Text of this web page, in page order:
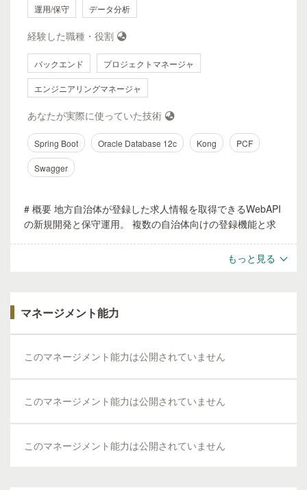
開発を担当した。 リソース的に当初の要件ではターゲット
相談を行い、アイコンだけで防犯情報を地図上に示す機能を
提案した。リリース後はアプリ利用者の半分は防犯マップを
利用しているという人気機能となった。 - **PayPayが使え
るお店検索機能** PayPayリリース後に2週間ほどでリリース
を行った。PayPay側から連携された店舗情報とYahoo!側の
店舗情報を住所や電話番号で紐付けてYahoo!Map上に表示
られキャンペーン中は1日20万以上のアクセスをこの機能経
由で獲得した。
運用/保守 データ分析
経験した職種・役割
バックエンド プロジェクトマネージャ
エンジニアリングマネージャ
あなたが実際に使っていた技術
Spring Boot Oracle Database 12c Kong PCF
Swagger
# 概要 地方自治体が登録した求人情報を取得できるWebAPI
の新規開発と保守運用。 複数の自治体向けの登録機能と求
性が求められるサービスであるためDBはBCPにも対応し
のヒアリング WebAPI利用時に技術関連の窓口としてQA対
登録システムの開発が進んでおり ほぼ同時期のリリースの
スケジュールとなっていた。 自治体側は開発後半でAPIを疎
システム間の疎通テストと仕様の認識齟齬の防止の為 開発
もっと見る
マネージメント能力
このマネージメント能力は公開されていません
このマネージメント能力は公開されていません
このマネージメント能力は公開されていません